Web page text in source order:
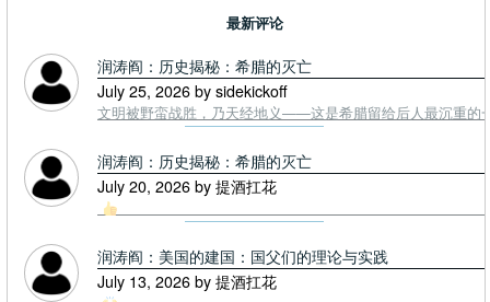
最新评论
润涛阎：历史揭秘：希腊的灭亡
July 25, 2026 by sidekickoff
文明被野蛮战胜，乃天经地义——这是希腊留给后人最沉重的
润涛阎：历史揭秘：希腊的灭亡
July 20, 2026 by 提酒扛花
润涛阎：美国的建国：国父们的理论与实践
July 13, 2026 by 提酒扛花